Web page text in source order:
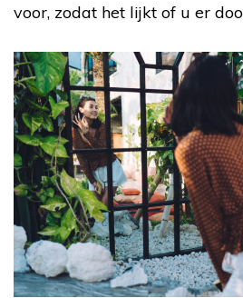
voor, zodat het lijkt of u er